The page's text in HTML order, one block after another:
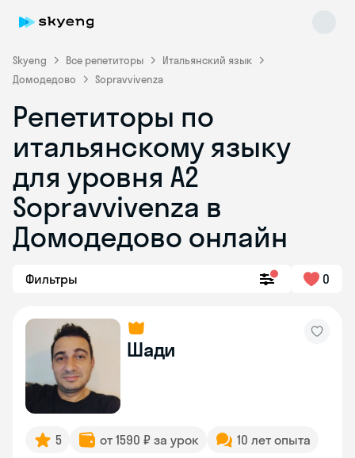
Skyeng Все репетиторы
Итальянский язык
Домодедово
Sopravvivenza
Репетиторы по
итальянскому языку
для уровня A2
Sopravvivenza в
Домодедово онлайн
Фильтры 0
Шади
5 от 1590 ₽ за урок 10 лет опыта
Skyeng Chat